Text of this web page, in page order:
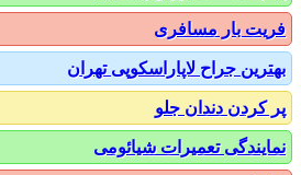
بار مسافری
جراح لاپاراسکوپی تهران
دندان جلو
تعمیرات شیائومی